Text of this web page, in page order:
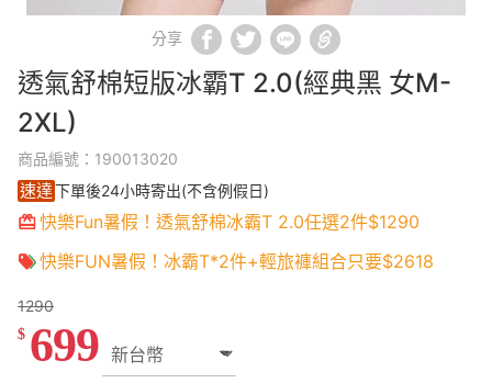
分享
透氣舒棉短版冰霸T 2.0(經典黑 女M-
2XL)
商品編號：190013020
速達下單後24小時寄出(不含例假日)
快樂Fun暑假！透氣舒棉冰霸T 2.0任選2件$1290
快樂FUN暑假！冰霸T*2件+輕旅褲組合只要$2618
1290
$ 699